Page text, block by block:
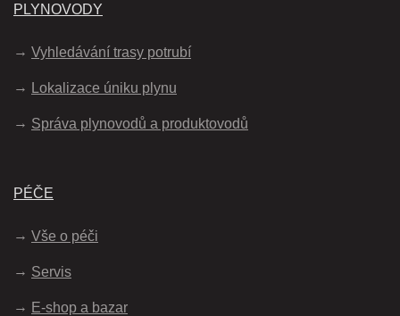
PLYNOVODY
Vyhledávání trasy potrubí
Lokalizace úniku plynu
Správa plynovodů a produktovodů
PÉČE
Vše o péči
Servis
E-shop a bazar